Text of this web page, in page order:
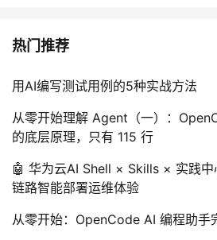
热门推荐
用AI编写测试用例的5种实战方法
从零开始理解 Agent（一）：
的底层原理，只有 115 行
🤖 华为云AI Shell × Skills × 实践中
链路智能部署运维体验
从零开始：OpenCode AI 编程助手